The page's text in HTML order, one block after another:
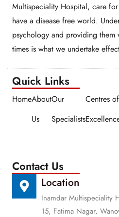
Multispeciality Hospital, care
have a disease free world.
psychology and providing them
times is what we undertake
Quick Links​​
HomeAbout
Us
Our
Specialists
Centres of
Contact Us
Location
Inamdar Multispeciality
15, Fatima Nagar,